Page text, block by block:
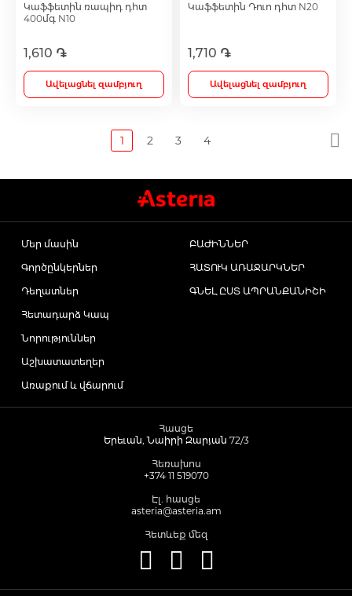
Կաֆֆետին ռապիդ դհտ
400մգ N10
1,610 ֏
Ավելացնել զամբյուղ
Կաֆֆետին Դուո դհտ N20
1,710 ֏
Ավելացնել զամբյուղ
1 2 3 4
ԲԱԺԻՆՆԵՐ
ՀԱՏՈՒԿ ԱՌԱՋԱՐԿՆԵՐ
ԳՆԵԼ ԸՍՏ ԱՊՐԱՆՔԱՆԻՇԻ
Մեր մասին
Գործընկերներ
Դեղատներ
Հետադարձ Կապ
Նորություններ
Աշխատատեղեր
Առաքում և վճարում
Հասցե
Երեւան, Նաիրի Զարյան 72/3
Հեռախոս
+374 11 519070
Էլ. հասցե
asteria@asteria.am
Հետևեք մեզ